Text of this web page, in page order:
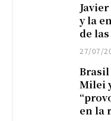
y la
de
27/07/
Milei
en la